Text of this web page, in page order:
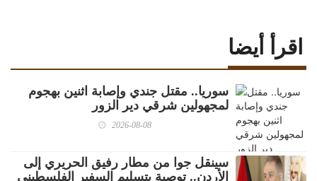
اقرأ أيضا
سوريا.. مقتل جندي وإصابة اثنين بهجوم
لمجهولين شرقي دير الزور
2026-08-08
سينقل جوا من مطار رفيق الحريري إلى
الأردن.. توصية بتسليم السفير الفلسطيني